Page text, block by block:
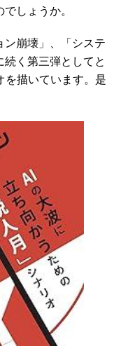
しょうか。
ン崩壊」、「システ
続く第三弾としてと
を描いています。是